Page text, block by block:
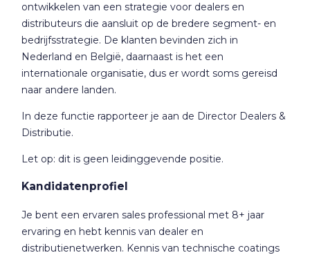
ontwikkelen van een strategie voor dealers en
distributeurs die aansluit op de bredere segment- en
bedrijfsstrategie. De klanten bevinden zich in
Nederland en België, daarnaast is het een
internationale organisatie, dus er wordt soms gereisd
naar andere landen.
In deze functie rapporteer je aan de Director Dealers &
Distributie.
Let op: dit is geen leidinggevende positie.
Kandidatenprofiel
Je bent een ervaren sales professional met 8+ jaar
ervaring en hebt kennis van dealer en
distributienetwerken. Kennis van technische coatings